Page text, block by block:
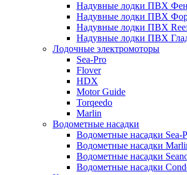
Надувные лодки ПВХ
Надувные лодки ПВХ
Надувные лодки ПВХ
Надувные лодки ПВХ
Лодочные электромоторы
Sea-Pro
Flover
HDX
Motor Guide
Torqeedo
Marlin
Водометные насадки
Водометные насадки Sea-
Водометные насадки
Водометные насадки
Водометные насадки